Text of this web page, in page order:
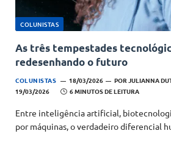
COLUNISTAS
As três tempestades
redesenhando o futuro
COLUNISTAS 18/03/2026 POR JULIANNA
19/03/2026
6 MINUTOS DE LEITURA
Entre inteligência artificial,
por máquinas, o verdadeiro diferencial